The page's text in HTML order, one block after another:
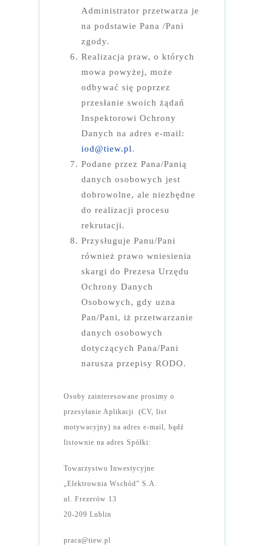
Administrator przetwarza je
na podstawie Pana /Pani
zgody.
Realizacja praw, o których
mowa powyżej, może
odbywać się poprzez
przesłanie swoich żądań
Inspektorowi Ochrony
Danych na adres e-mail:
iod@tiew.pl.
Podane przez Pana/Panią
danych osobowych jest
dobrowolne, ale niezbędne
do realizacji procesu
rekrutacji.
Przysługuje Panu/Pani
również prawo wniesienia
skargi do Prezesa Urzędu
Ochrony Danych
Osobowych, gdy uzna
Pan/Pani, iż przetwarzanie
danych osobowych
dotyczących Pana/Pani
narusza przepisy RODO.
Osoby zainteresowane prosimy o
przesyłanie Aplikacji (CV, list
motywacyjny) na adres e-mail, bądź
listownie na adres Spółki:
Towarzystwo Inwestycyjne
„Elektrownia Wschód” S.A.
ul. Frezerów 13
20-209 Lublin
praca@tiew.pl